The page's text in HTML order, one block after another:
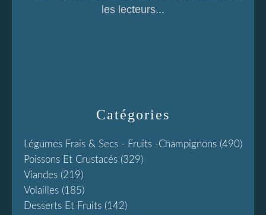
Catégories
Légumes Frais & Secs - Fruits -champignons (490)
Poissons Et Crustacés (329)
Viandes (219)
Volailles (185)
Desserts Et Fruits (142)
les lecteurs...